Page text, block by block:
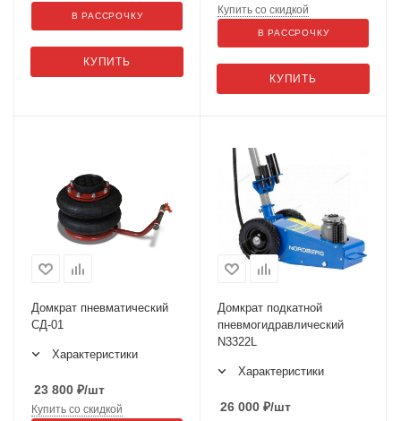
КУПИТЬ
В РАССРОЧКУ
КУПИТЬ
Купить со скидкой
В РАССРОЧКУ
Домкрат пневматический
СД-01
Характеристики
23 800 ₽/шт
Купить со скидкой
Домкрат подкатной
пневмогидравлический
N3322L
Характеристики
26 000 ₽/шт